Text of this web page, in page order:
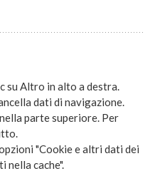
su Altro in alto a destra.
dati di navigazione.
parte superiore. Per
"Cookie e altri dati dei
nella cache".